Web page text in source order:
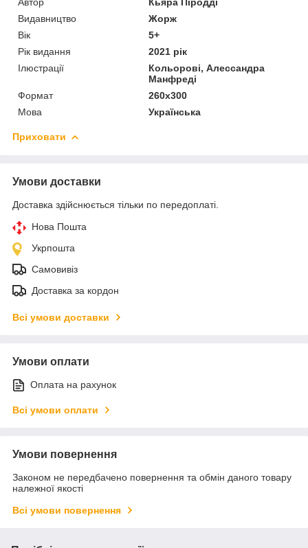
Видавництво
Жорж
Вік
5+
Рік видання
2021 рік
Ілюстрації
Кольорові, Алессандра
Манфреді
Формат
260х300
Мова
Українська
Приховати
Умови доставки
Доставка здійснюється тільки по передоплаті.
Нова Пошта
Укрпошта
Самовивіз
Доставка за кордон
Всі умови доставки
Умови оплати
Оплата на рахунок
Всі умови оплати
Умови повернення
Законом не передбачено повернення та обмін даного товару
належної якості
Всі умови повернення